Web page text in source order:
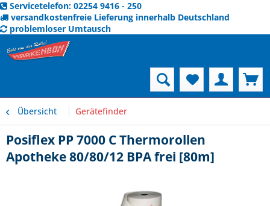
Servicetelefon: 02254 9416 - 250
versandkostenfreie Lieferung innerhalb Deutschland
problemloser Umtausch
Übersicht Gerätefinder
Posiflex PP 7000 C Thermorollen
Apotheke 80/80/12 BPA frei [80m]